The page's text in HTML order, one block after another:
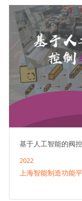
基于人工智能的阀
2022
上海智能制造功能